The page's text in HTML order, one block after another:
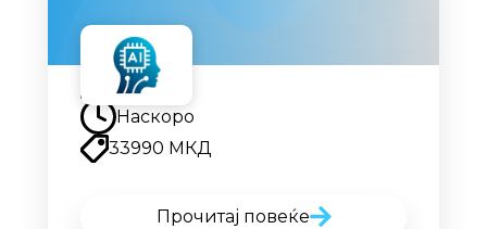
Наскоро
Наскоро
33990 МКД
Прочитај повеќе